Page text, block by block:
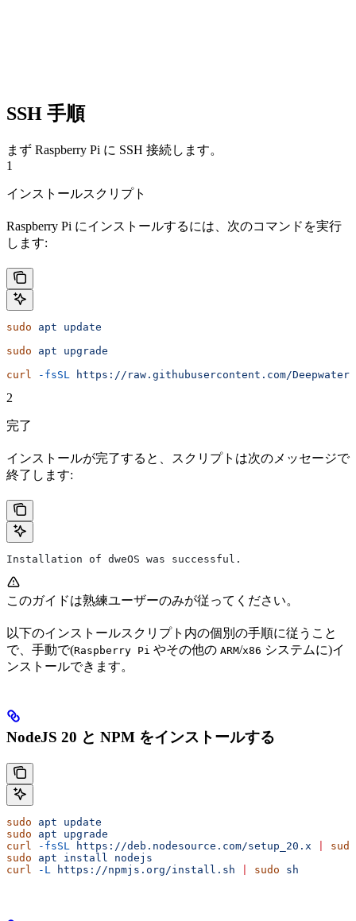
SSH 手順
まず Raspberry Pi に SSH 接続します。
1
インストールスクリプト
Raspberry Pi にインストールするには、次のコマンドを実行
します:
sudo apt update
sudo apt upgrade
curl -fsSL https://raw.githubusercontent.com/
2
完了
インストールが完了すると、スクリプトは次のメッセージで
終了します:
Installation of dweOS was successful.
このガイドは熟練ユーザーのみが従ってください。
以下のインストールスクリプト内の個別の手順に従うこと
で、手動で(Raspberry Pi やその他の ARM/x86 システムに)イ
ンストールできます。
NodeJS 20 と NPM をインストールする
sudo apt update
sudo apt upgrade
curl -fsSL https://deb.nodesource.com/setup_20.x
sudo
sudo apt install nodejs
curl -L https://npmjs.org/install.sh sudo sh